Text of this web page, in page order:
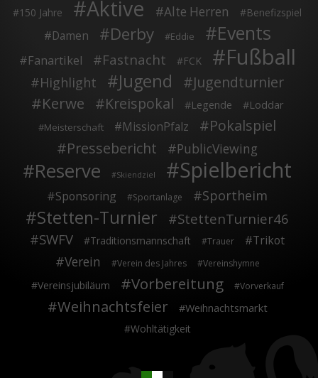
150 Jahre Aktive Alte Herren Benefizspiel
Damen Derby Eddie Events
Fanartikel Fastnacht FCK Fußball
Highlight Jugend Jugendturnier
Kerwe Kreispokal Legende Loddar
Meisterschaft MissionPfalz
Pokalspiel
Pressebericht
PublicViewing
Reserve Skiendziel Spielbericht
Sponsoring Sportanlage Sportheim
Stetten-Turnier
StettenTurnier46
SWFV
Traditionsmannschaft Trauer Trikot
Verein Verein des Jahres Vereinshymne
Vereinsjubiläum Vorbereitung Vorverkauf
Weihnachtsfeier Weihnachtsmarkt
Wohltätigkeit